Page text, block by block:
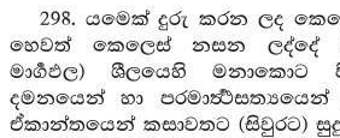
298. යමෙක් දුරු කරන ලද
හෙවත් කෙලෙස් නසන
මාර්‍ගඵල) ශීලයෙහි මනාකොට
දමනයෙන් හා
ඒකාන්තයෙන් කසාවතට (සිවුරට)